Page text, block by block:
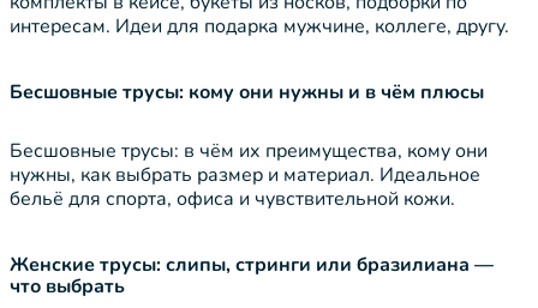
интересам. Идеи для подарка мужчине, коллеге, другу.
Бесшовные трусы: кому они нужны и в чём плюсы
Бесшовные трусы: в чём их преимущества, кому они
нужны, как выбрать размер и материал. Идеальное
бельё для спорта, офиса и чувствительной кожи.
Женские трусы: слипы, стринги или бразилиана —
что выбрать